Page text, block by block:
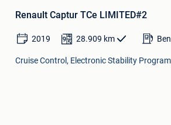
Renault Captur TCe LIMITED#2
2019 28.909 km
Cruise Control, Electronic Stability